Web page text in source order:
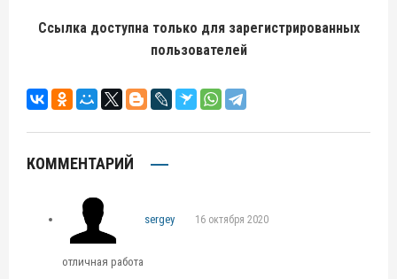
Ссылка доступна только для зарегистрированных
пользователей
КОММЕНТАРИЙ
sergey 16 октября 2020
отличная работа